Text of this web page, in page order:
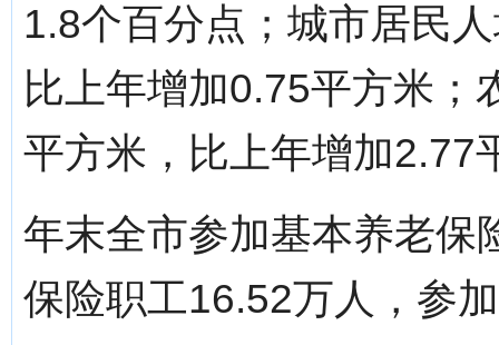
1.8个百分点；城市居民
比上年增加0.75平方米；
平方米，比上年增加2.77
年末全市参加基本养老保
保险职工16.52万人，参